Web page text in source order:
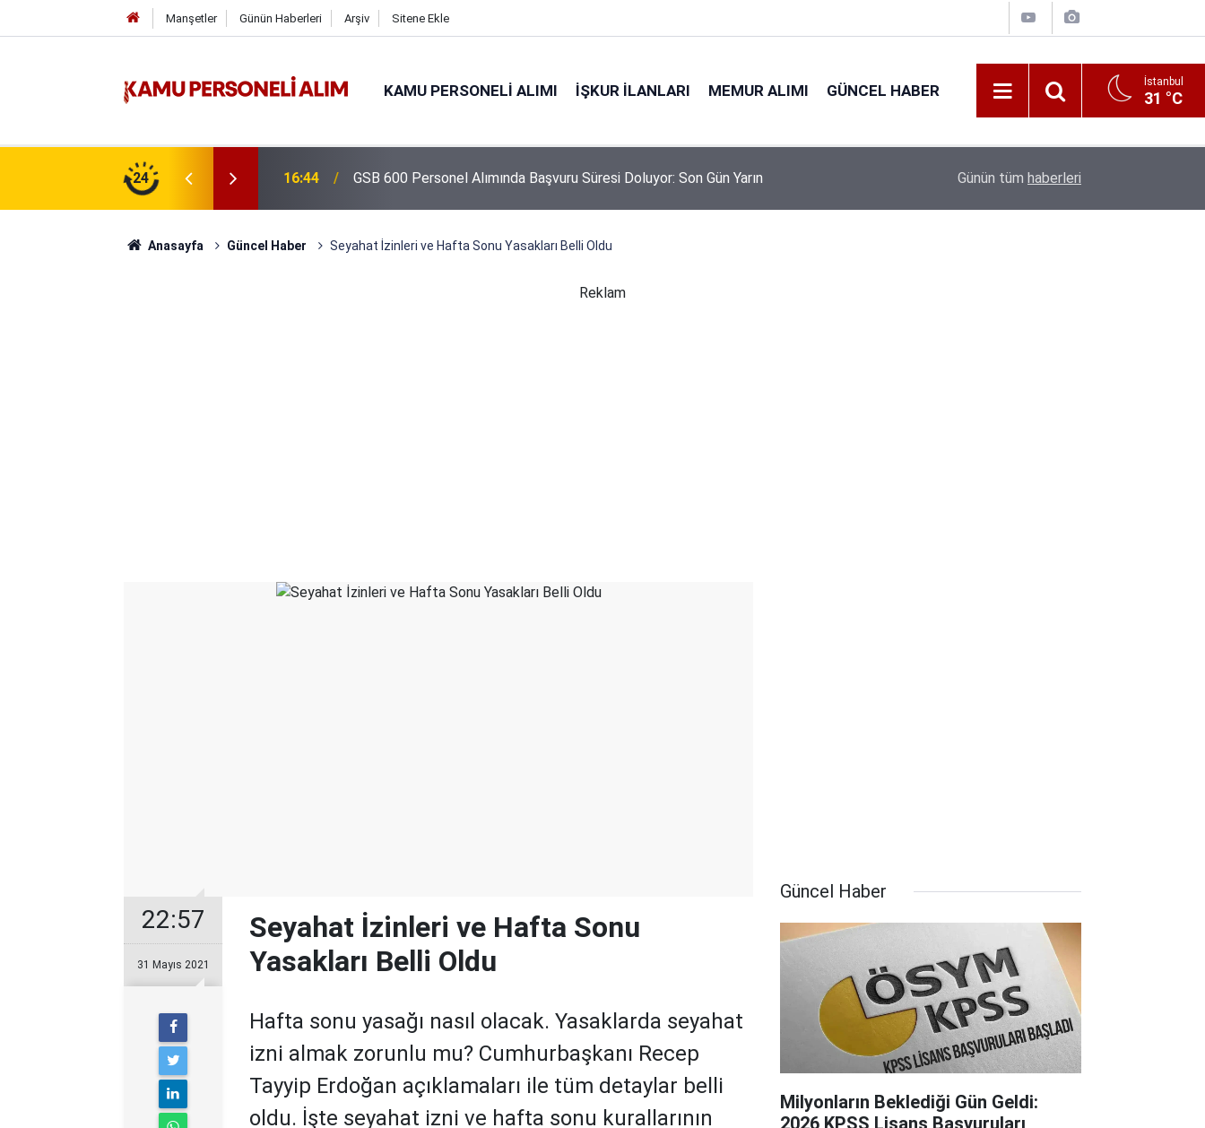
Manşetler Günün Haberleri Arşiv Sitene Ekle
KAMU PERSONELI ALIMI İŞKUR İLANLARI MEMUR ALIMI GÜNCEL HABER İstanbul
31 °C
24
Gündemde! Bakan Çiftçi Süreci
16:44 GSB 600 Personel Alımında Başvuru Süresi Doluyor: Son Gün Yarın Kıyı Emniyeti Genel Müdürlüğü 26 İşçi Alımı
Günün tüm haberleri
Anasayfa Güncel Haber Seyahat İzinleri ve Hafta Sonu Yasakları Belli Oldu
Reklam
22:57
31 Mayıs 2021
Seyahat İzinleri ve Hafta Sonu
Yasakları Belli Oldu
Hafta sonu yasağı nasıl olacak. Yasaklarda seyahat
izni almak zorunlu mu? Cumhurbaşkanı Recep
Tayyip Erdoğan açıklamaları ile tüm detaylar belli
oldu. İşte seyahat izni ve hafta sonu kurallarının
Güncel Haber
Milyonların Beklediği Gün Geldi:
2026 KPSS Lisans Başvuruları